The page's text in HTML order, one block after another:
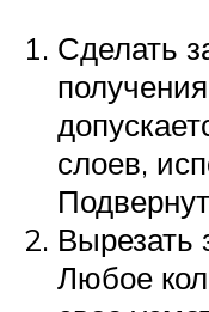
Сделать
слоев,
Вырезать
Любое